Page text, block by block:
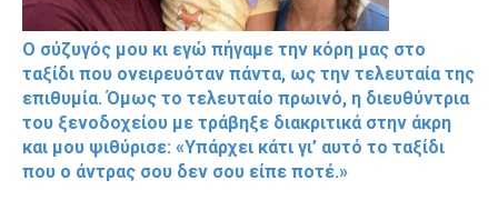
Ο σύζυγός μου κι εγώ πήγαμε την κόρη μας στο
ταξίδι που ονειρευόταν πάντα, ως την τελευταία της
επιθυμία. Όμως το τελευταίο πρωινό, η διευθύντρια
του ξενοδοχείου με τράβηξε διακριτικά στην άκρη
και μου ψιθύρισε: «Υπάρχει κάτι γι’ αυτό το ταξίδι
που ο άντρας σου δεν σου είπε ποτέ.»